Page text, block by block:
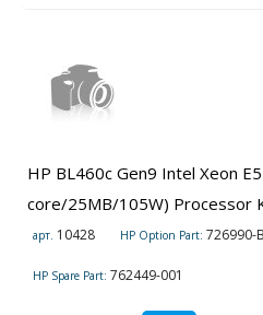
HP BL460c Gen9 Intel Xeon
core/25MB/105W) Processor
арт. 10428 HP Option Part: 726990-
HP Spare Part: 762449-001